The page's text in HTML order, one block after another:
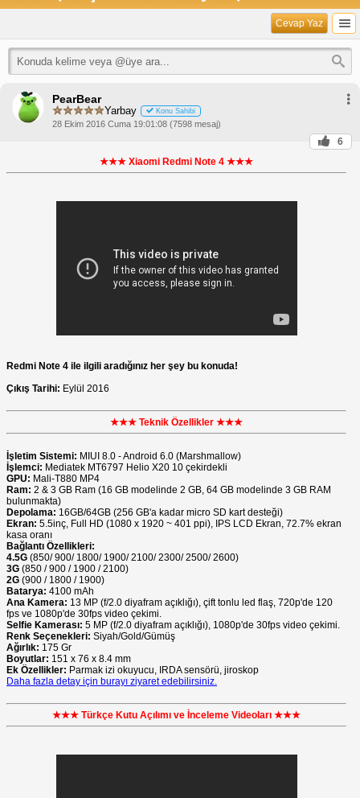
Cevap Yaz
PearBear
Yarbay Konu Sahibi
28 Ekim 2016 Cuma 19:01:08 (7598 mesaj)
6
★★★ Xiaomi Redmi Note 4 ★★★
Redmi Note 4 ile ilgili aradığınız her şey bu konuda!
Çıkış Tarihi: Eylül 2016
★★★ Teknik Özellikler ★★★
İşletim Sistemi: MIUI 8.0 - Android 6.0 (Marshmallow)
İşlemci: Mediatek MT6797 Helio X20 10 çekirdekli
GPU: Mali-T880 MP4
Ram: 2 & 3 GB Ram (16 GB modelinde 2 GB, 64 GB modelinde 3 GB RAM
bulunmakta)
Depolama: 16GB/64GB (256 GB'a kadar micro SD kart desteği)
Ekran: 5.5inç, Full HD (1080 x 1920 ~ 401 ppi), IPS LCD Ekran, 72.7% ekran
kasa oranı
Bağlantı Özellikleri:
4.5G (850/ 900/ 1800/ 1900/ 2100/ 2300/ 2500/ 2600)
3G (850 / 900 / 1900 / 2100)
2G (900 / 1800 / 1900)
Batarya: 4100 mAh
Ana Kamera: 13 MP (f/2.0 diyafram açıklığı), çift tonlu led flaş, 720p'de 120
fps ve 1080p'de 30fps video çekimi.
Selfie Kamerası: 5 MP (f/2.0 diyafram açıklığı), 1080p'de 30fps video çekimi.
Renk Seçenekleri: Siyah/Gold/Gümüş
Ağırlık: 175 Gr
Boyutlar: 151 x 76 x 8.4 mm
Ek Özellikler: Parmak izi okuyucu, IRDA sensörü, jiroskop
Daha fazla detay için burayı ziyaret edebilirsiniz.
★★★ Türkçe Kutu Açılımı ve İnceleme Videoları ★★★